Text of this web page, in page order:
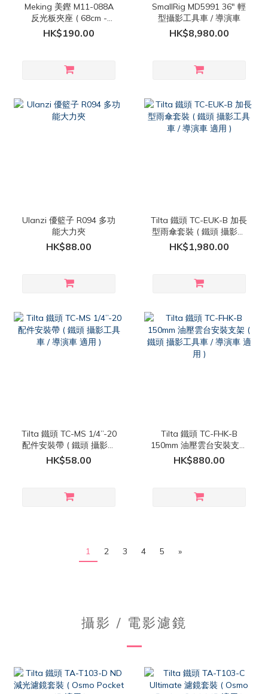
Meking 美鏗 M11-088A
反光板夾座 ( 68cm -
130cm )
HK$190.00
SmallRig MD5991 36" 輕
型攝影工具車 / 導演車
HK$8,980.00
Ulanzi 優籃子 R094 多功
能大力夾
HK$88.00
Tilta 鐵頭 TC-EUK-B 加長
型雨傘套裝 ( 鐵頭 攝影工
具車 / 導演車 適用 )
HK$1,980.00
Tilta 鐵頭 TC-MS 1/4”-20
配件安裝帶 ( 鐵頭 攝影工
具車 / 導演車 適用 )
HK$58.00
Tilta 鐵頭 TC-FHK-B
150mm 油壓雲台安裝支架
( 鐵頭 攝影工具車 / 導演
車 適用 )
HK$880.00
1 2 3 4 5 »
攝影 / 電影濾鏡